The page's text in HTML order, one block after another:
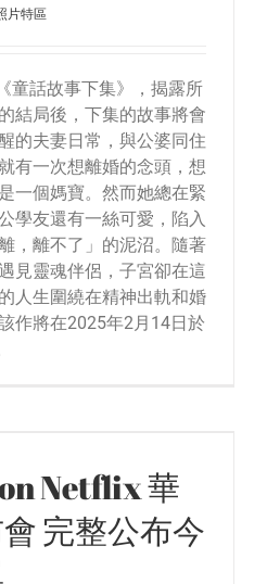
片特區
童話故事下集》，揭露所
結局後，下集的故事將會
的夫妻日常，與公婆同住
有一次想離婚的念頭，想
一個媽寶。然而她總在緊
學友還有一絲可愛，陷入
，離不了」的泥沼。隨著
見靈魂伴侶，子宮卻在這
人生圍繞在精神出軌和婚
作將在2025年2月14日於
Netflix 華
完整公布今